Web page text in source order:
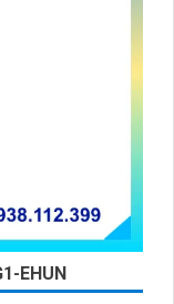
EHUN